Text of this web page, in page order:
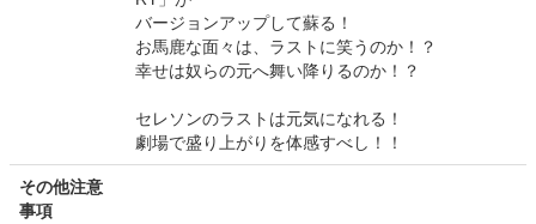
バージョンアップして蘇る！
お馬鹿な面々は、ラストに笑うのか！？
幸せは奴らの元へ舞い降りるのか！？
セレソンのラストは元気になれる！
劇場で盛り上がりを体感すべし！！
その他注意
事項